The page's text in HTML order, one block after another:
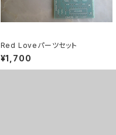
Red Loveパーツセット
¥1,700